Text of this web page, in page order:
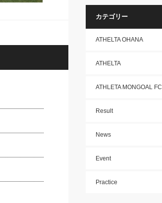
カテゴリー
ATHELTA OHANA
ATHELTA
ATHLETA MONGOAL FC
Result
News
Event
Practice